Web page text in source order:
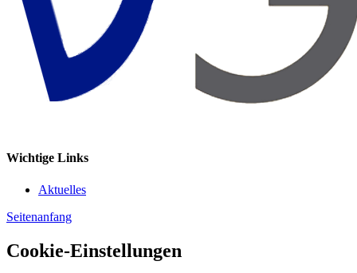
Wichtige Links
Aktuelles
Seitenanfang
Cookie-Einstellungen